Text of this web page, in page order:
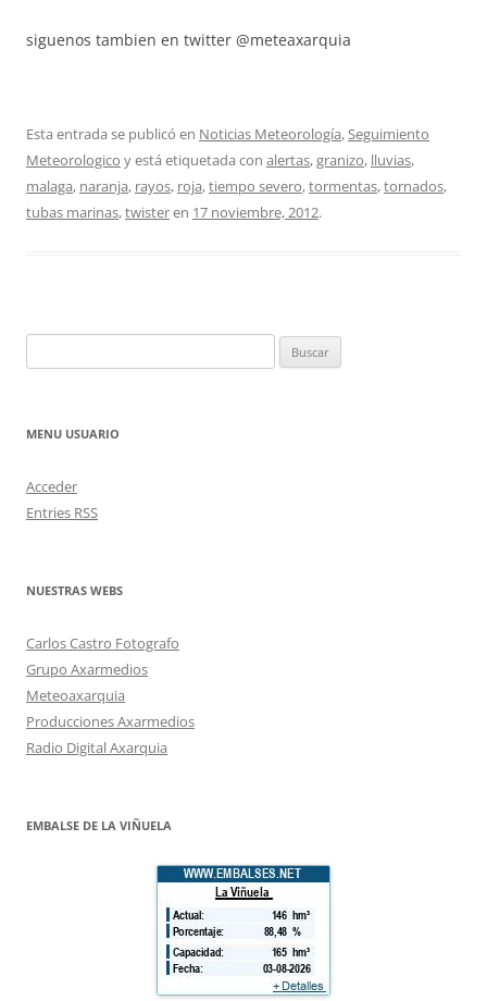
siguenos tambien en twitter @meteaxarquia
Esta entrada se publicó en Noticias Meteorología,Seguimiento
Meteorologico y está etiquetada con alertas,granizo, lluvias,
malaga, naranja, rayos, roja,tiempo severo,tormentas,tornados,
tubas marinas,twisteren 17 noviembre, 2012.
MENU USUARIO
Acceder
Entries RSS
NUESTRAS WEBS
Carlos Castro Fotografo
Grupo Axarmedios
Meteoaxarquia
Producciones Axarmedios
Radio Digital Axarquia
EMBALSE DE LA VIÑUELA